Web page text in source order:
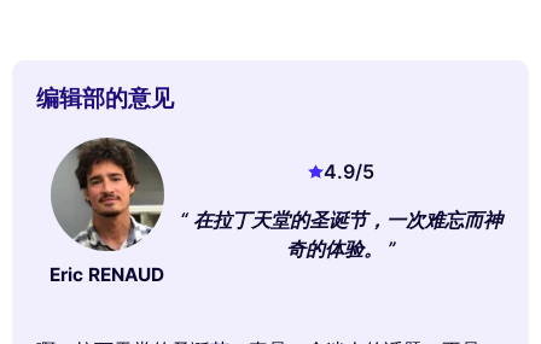
编辑部的意见
Eric RENAUD
4.9/5
在拉丁天堂的圣诞节，一次难忘而神
奇的体验。